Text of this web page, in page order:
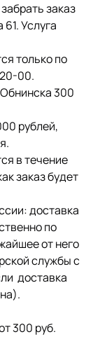
заказ
Услуга
только по
00.
300
рублей,
в течение
заказ будет
доставка
по
от него
службы с
доставка
300 руб.